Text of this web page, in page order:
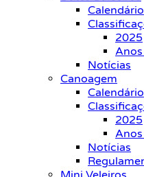
Calendário
2025
Notícias
Canoagem
Calendário
2025
Notícias